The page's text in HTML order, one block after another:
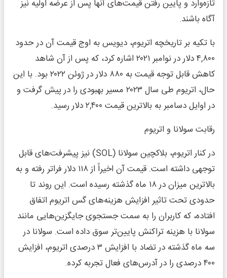
تازه‌وارد و پایین رفتن قیمت‌های آنها پس از عرضه اولیه نیز
آگاه باشند.
با تکیه بر تاریخچه اتریوم، دیویس به اوج قیمت آن در حدود
۴,۸۰۰ دلار در نوامبر ۲۰۲۱ اشاره کرد، که پس از آن شاهد
کاهش قابل توجه قیمت به ۸۸۰ دلار در ژوئن ۲۰۲۲ بود. با این
حال، اتریوم طی سال ۲۰۲۳ مسیر بهبودی را در پیش گرفت و
در اوایل دسامبر به بالاترین قیمت ۲,۴۰۰ دلار رسید.
رقابت سولانا و اتریوم
در کنار اتریوم، بلاکچین سولانا (SOL) نیز پیشرفت‌های قابل
توجهی داشته است. قیمت آن اخیراً از ۱۱۸ دلار فراتر رفته و به
بالاترین میزان در ۱۸ ماه گذشته رسیده است. این روند تا
حدودی تحت تاثیر افزایش هزینه‌های گس اتریوم اتفاق
افتاده، که کاربران را به سمت جستجوی جایگزین‌هایی مانند
سولانا با هزینه تراکنش پایین‌تر سوق داده است. سولانا در
سه ماه گذشته در تضاد با افزایش ۳ درصدی اتریوم، افزایش
۴۰۰ درصدی را در آدرس‌های فعال تجربه کرده.